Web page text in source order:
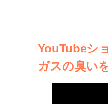
YouTubeシ
ガスの臭い